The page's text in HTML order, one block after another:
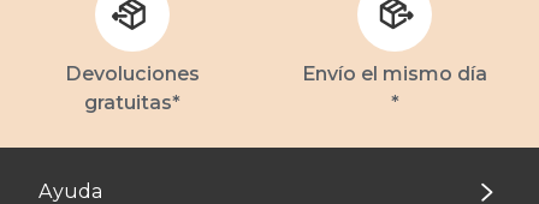
Devoluciones
gratuitas*
Envío el mismo día
*
Ayuda